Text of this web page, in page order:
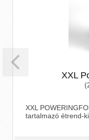
XXL
XXL
tartalmazó étrend-